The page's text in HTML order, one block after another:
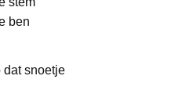
ben
dat snoetje